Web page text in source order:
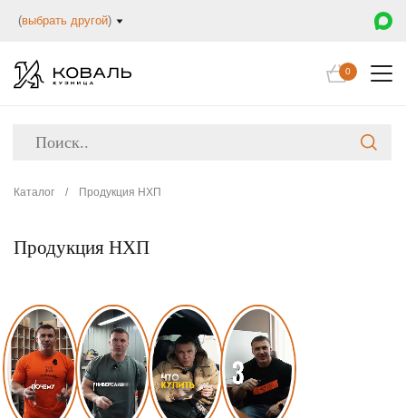
(выбрать другой)
0
Каталог / Продукция НХП
Продукция НХП